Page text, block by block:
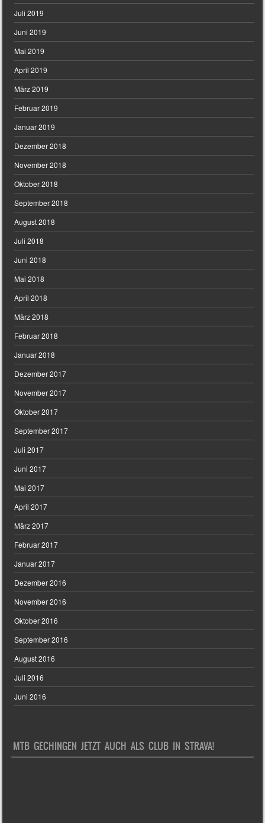
Juli 2019
Juni 2019
Mai 2019
April 2019
März 2019
Februar 2019
Januar 2019
Dezember 2018
November 2018
Oktober 2018
September 2018
August 2018
Juli 2018
Juni 2018
Mai 2018
April 2018
März 2018
Februar 2018
Januar 2018
Dezember 2017
November 2017
Oktober 2017
September 2017
Juli 2017
Juni 2017
Mai 2017
April 2017
März 2017
Februar 2017
Januar 2017
Dezember 2016
November 2016
Oktober 2016
September 2016
August 2016
Juli 2016
Juni 2016
MTB GECHINGEN JETZT AUCH ALS CLUB IN STRAVA!